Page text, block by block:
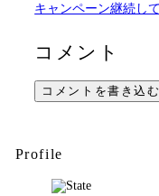
キャンペーン継続して
コメント
コメントを書き込む
Profile